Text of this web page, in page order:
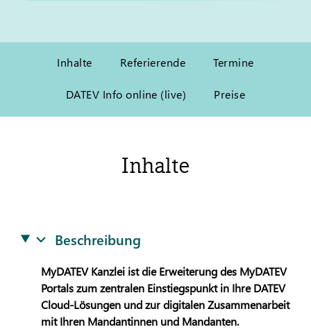
Inhalte Referierende Termine
DATEV Info online (live) Preise
Inhalte
Beschreibung
MyDATEVKanzlei ist die Erweiterung des MyDATEV
Portals zum zentralen Einstiegspunkt in IhreDATEV
Cloud-Lösungen und zur digitalen Zusammenarbeit
mit Ihren Mandantinnen und Mandanten.